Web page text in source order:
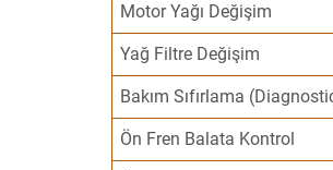
Motor Yağı Değişim
Yağ Filtre Değişim
Bakım Sıfırlama
Ön Fren Balata Kontrol